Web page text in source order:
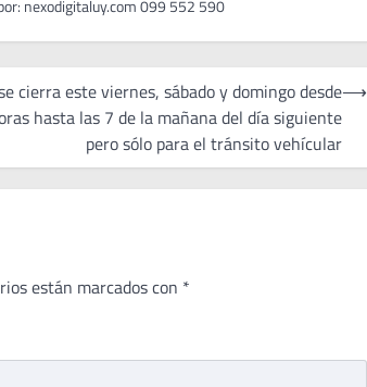
cierra este viernes, sábado y domingo desde
hasta las 7 de la mañana del día siguiente
pero sólo para el tránsito vehícular
⟶
están marcados con *